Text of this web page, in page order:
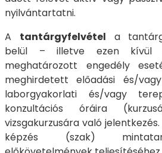
nyilvántartatni.
A tantárgyfelvétel a
belül – illetve ezen kívül
meghatározott engedély
meghirdetett előadási és/
laborgyakorlati és/vagy
konzultációs óráira
vizsgakurzusára való
képzés (szak)